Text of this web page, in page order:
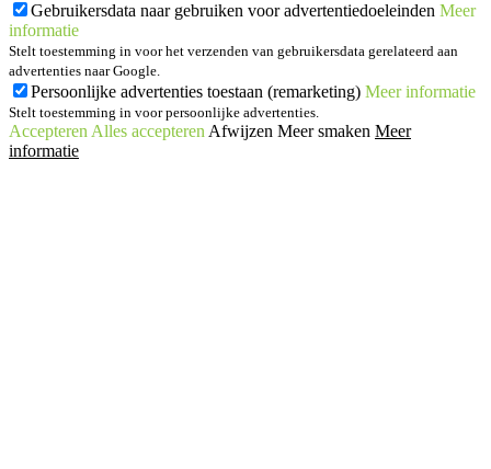
Gebruikersdata naar gebruiken voor advertentiedoeleinden Meer
informatie
Stelt toestemming in voor het verzenden van gebruikersdata gerelateerd aan
advertenties naar Google.
Persoonlijke advertenties toestaan (remarketing) Meer informatie
Stelt toestemming in voor persoonlijke advertenties.
Accepteren Alles accepteren Afwijzen Meer smaken Meer
informatie